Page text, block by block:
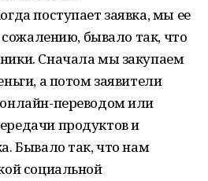
поступает заявка, мы ее
бывало так, что
Сначала мы закупаем
а потом заявители
переводом или
продуктов и
Бывало так, что нам
социальной